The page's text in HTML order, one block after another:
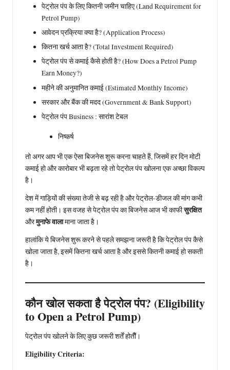
पेट्रोल पंप के लिए कितनी जमीन चाहिए (Land Requirement for
Petrol Pump)
आवेदन प्रक्रिया क्या है? (Application Process)
कितना खर्च आता है? (Total Investment Required)
पेट्रोल पंप से कमाई कैसे होती है? (How Does a Petrol Pump
Earn Money?)
महीने की अनुमानित कमाई (Estimated Monthly Income)
सरकार और बैंक की मदद (Government & Bank Support)
पेट्रोल पंप Business : सारांश टेबल
निष्कर्ष
तो अगर आप भी एक ऐसा बिजनेस शुरू करना चाहते हैं, जिसमें हर दिन मोटी
कमाई हो और कारोबार भी बढ़ता रहे तो पेट्रोल पंप खोलना एक अच्छा विकल्प
है।
देश में गाड़ियों की संख्या तेजी से बढ़ रही है और पेट्रोल-डीजल की मांग कभी
कम नहीं होती। इस वजह से पेट्रोल पंप का बिजनेस आज भी काफीसुरक्षित
औरमुनाफे वालामाना जाता है।
हालांकि ये बिजनेस शुरू करने से पहले समझना जरूरी है कि पेट्रोल पंप कैसे
खोला जाता है, इसमें कितना खर्च आता है और इससे कितनी कमाई हो सकती
है।
कौन खोल सकता है पेट्रोल पंप? (Eligibility
to Open a Petrol Pump)
पेट्रोल पंप खोलने के लिए कुछ जरूरी शर्तें होतीैं।
Eligibility Criteria: